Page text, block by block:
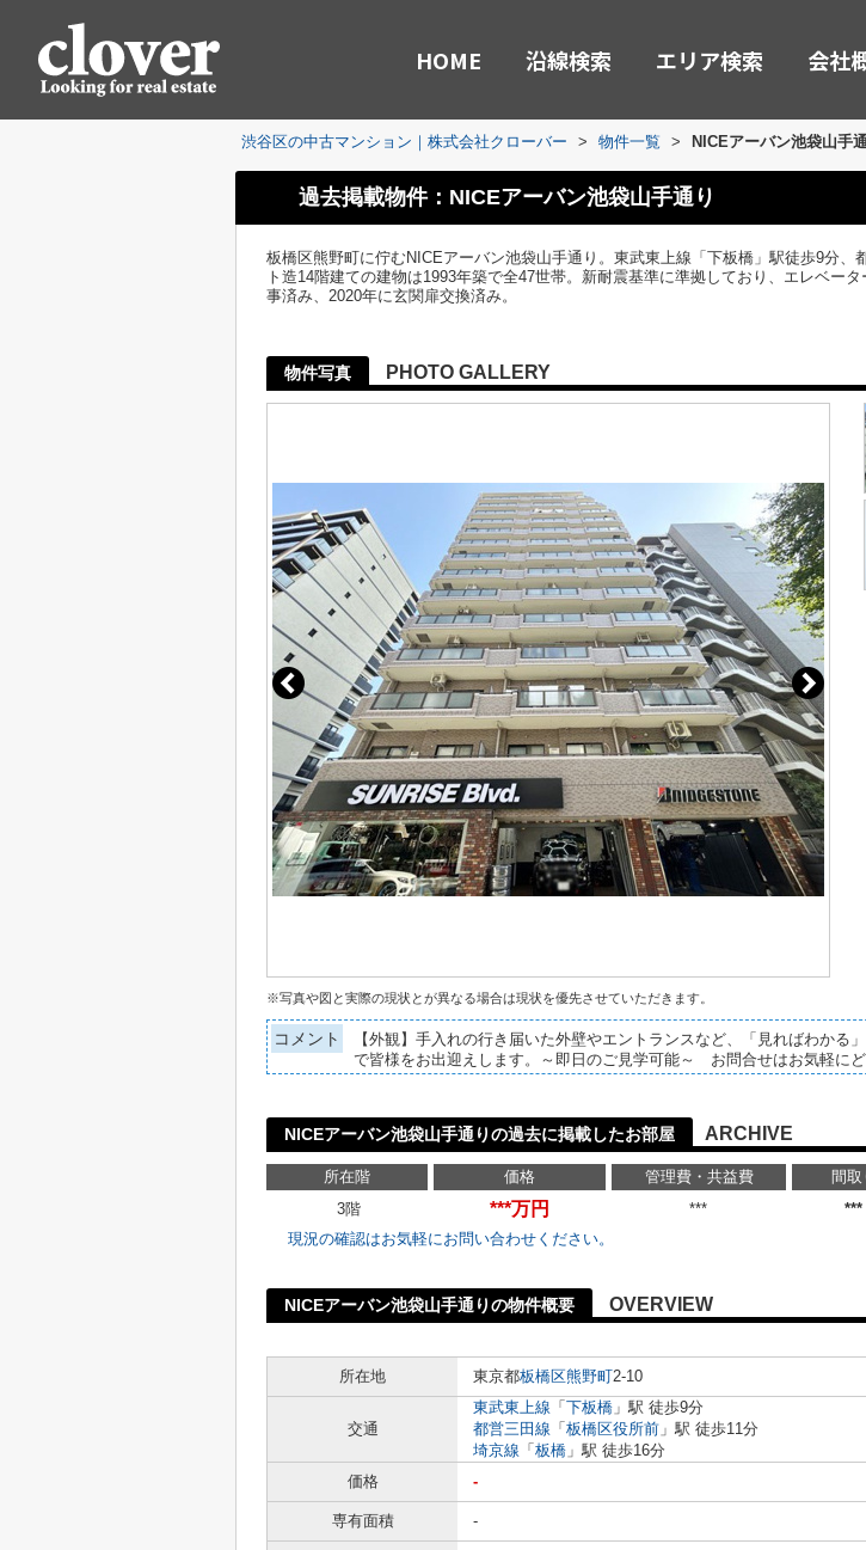
HOME 沿線検索 エリア検索 会社
渋谷区の中古マンション｜株式会社クローバー > 物件一覧 > NICEアーバン池袋山手
過去掲載物件：NICEアーバン池袋山手通り
板橋区熊野町に佇むNICEアーバン池袋山手通り。東武東上線「下板橋」駅徒歩9分
ト造14階建ての建物は1993年築で全47世帯。新耐震基準に準拠しており、エレベー
事済み、2020年に玄関扉交換済み。
物件写真 PHOTO GALLERY
※写真や図と実際の現状とが異なる場合は現状を優先させていただきます。
コメント
【外観】手入れの行き届いた外壁やエントランスなど、「見ればわか
で皆様をお出迎えします。～即日のご見学可能～ お問合せはお気軽にど
NICEアーバン池袋山手通りの過去に掲載したお部屋 ARCHIVE
所在階 価格 管理費・共益費 間取
3階
***万円 *** ***
現況の確認はお気軽にお問い合わせください。
NICEアーバン池袋山手通りの物件概要 OVERVIEW
所在地
東京都板橋区熊野町2-10
交通
東武東上線 「 下板橋 」駅 徒歩9分
都営三田線 「 板橋区役所前 」駅 徒歩11分
埼京線 「 板橋 」駅 徒歩16分
価格
-
専有面積 -